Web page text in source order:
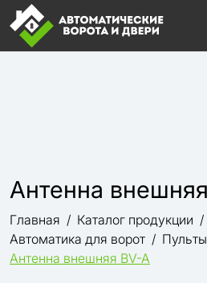
Антенна
Главная
Каталог продукции
Автоматика для ворот
Антенна внешняя BV-A